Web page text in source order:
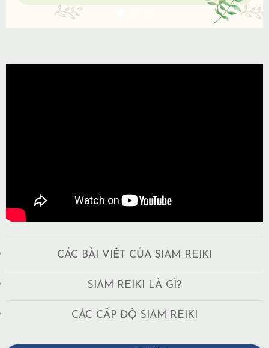
CÁC BÀI VIẾT CỦA SIAM REIKI
SIAM REIKI LÀ GÌ?
CÁC CẤP ĐỘ SIAM REIKI